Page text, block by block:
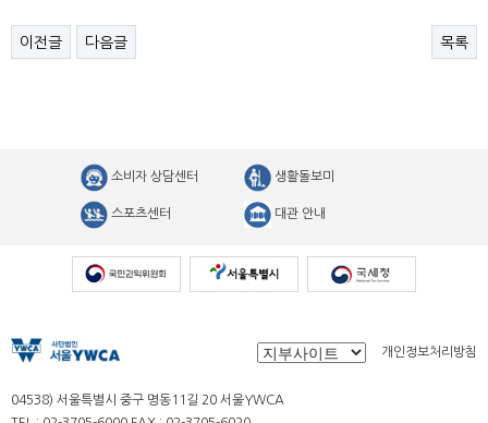
이전글 다음글 목록
소비자 상담센터 생활돌보미
스포츠센터 대관 안내
개인정보처리방침
04538) 서울특별시 중구 명동11길 20 서울YWCA